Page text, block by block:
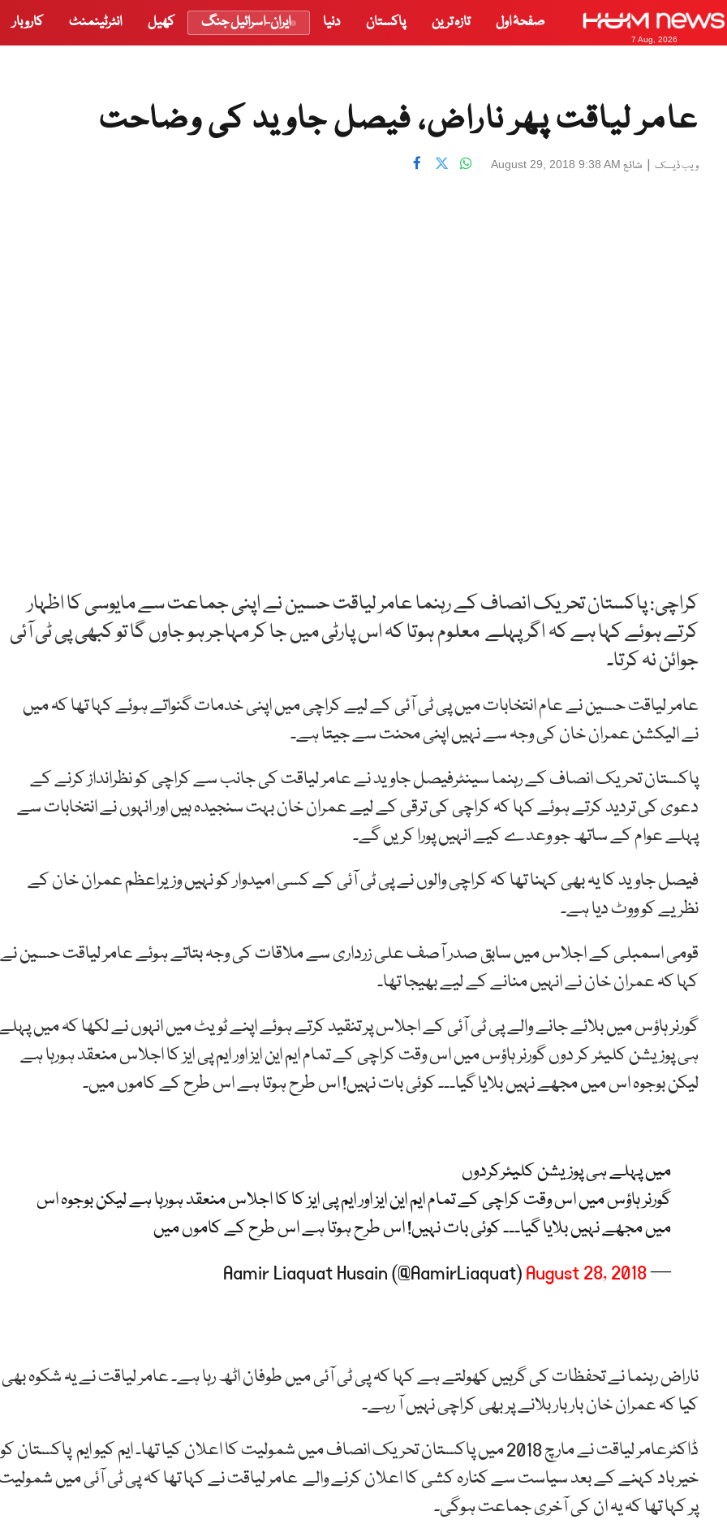
7 Aug, 2026
صفحۂ اول تازہ ترین پاکستان دنیا ایران-اسرائیل جنگ کھیل انٹرٹینمنٹ کاروبار
عامر لیاقت پھر ناراض، فیصل جاوید کی وضاحت
ویب ڈیسک | شائع August 29, 2018 9:38 AM
کراچی: پاکستان تحریک انصاف کے رہنما عامر لیاقت حسین نے اپنی جماعت سے مایوسی کا اظہار
کرتے ہوئے کہا ہے کہاگرپہلےمعلومہوتاکہاسپارٹیمیںجاکرمہاجرہوجاوںگاتوکبھیپیٹیآئی
جوائننہکرتا۔
عامر لیاقت حسین نے عام انتخابات میں پی ٹی آئی کے لیے کراچی میں اپنی خدمات گنواتے ہوئے کہا تھا کہ میں
نے الیکشن عمران خان کی وجہ سے نہیں اپنی محنت سے جیتا ہے۔
پاکستان تحریک انصاف کے رہنما سینٹرفیصل جاوید نے عامر لیاقت کی جانب سے کراچی کو نظرانداز کرنے کے
دعوی کی تردید کرتے ہوئے کہا کہ کراچی کی ترقی کے لیے عمران خان بہت سنجیدہ ہیں اور انہوں نے انتخابات سے
پہلے عوام کے ساتھ جو وعدے کیے انہیں پورا کریں گے۔
فیصل جاوید کا یہ بھی کہنا تھا کہ کراچی والوں نے پی ٹی آئی کے کسی امیدوار کو نہیں وزیراعظم عمران خان کے
نظریے کو ووٹ دیا ہے۔
قومی اسمبلی کے اجلاس میں سابق صدر آصف علی زرداری سے ملاقات کی وجہ بتاتے ہوئے عامر لیاقت حسین نے
کہا کہ عمران خان نے انہیں منانے کے لیے بھیجا تھا۔
گورنر ہاؤس میں بلائے جانے والے پی ٹی آئی کے اجلاس پر تنقید کرتے ہوئے اپنے ٹویٹ میں انہوں نے لکھا کہ میں
ہی پوزیشن کلیئر کر دوں گورنر ہاؤس میں اس وقت کراچی کے تمام ایم این ایز اور ایم پی ایز کا اجلاس منعقد ہورہا ہے
لیکن بوجوہ اس میں مجھے نہیں بلایا گیا۔۔۔ کوئی بات نہیں! اس طرح ہوتا ہے اس طرح کے کاموں میں۔
میں پہلے ہی پوزیشن کلیئرکردوں
گورنر ہاؤس میں اس وقت کراچی کے تمام ایم این ایز اور ایم پی ایز کا کا اجلاس منعقد ہورہا ہے لیکن بوجوہ اس
میں مجھے نہیں بلایا گیا۔۔۔ کوئی بات نہیں! اس طرح ہوتا ہے اس طرح کے کاموں میں
— Aamir Liaquat Husain (@AamirLiaquat)
August 28, 2018
ناراض رہنما نے تحفظات کی گرہیں کھولتے ہے کہا کہ پی ٹی آئی میں طوفان اٹھ رہا ہے۔ عامر لیاقت نے یہ شکوہ بھی
کیا کہ عمران خان بار بار بلانے پر بھی کراچی نہیں آ رہے۔
ڈاکٹرعامر لیاقت نے مارچ 2018 میں پاکستان تحریک انصاف میں شمولیت کا اعلان کیا تھا۔ ایم کیو ایم پاکستان کو
خیر باد کہنے کے بعد سیاست سے کنارہ کشی کا اعلان کرنے والے عامر لیاقت نے کہا تھا کہ پی ٹی آئی میں
پر کہا تھا کہ یہ ان کی آخری جماعت ہوگی۔